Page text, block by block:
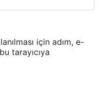
için adım, e-
tarayıcıya